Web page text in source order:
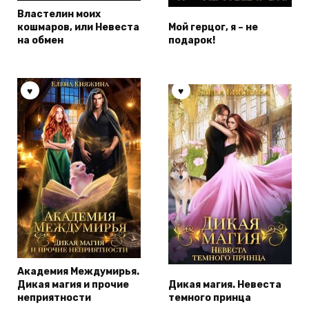
Властелин моих
кошмаров, или Невеста
на обмен
Мой герцог, я – не
подарок!
Академия Междумирья.
Дикая магия и прочие
неприятности
Дикая магия. Невеста
темного принца